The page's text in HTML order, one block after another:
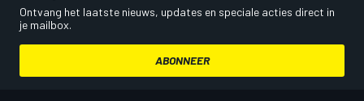
Ontvang het laatste nieuws, updates en speciale acties direct in
je mailbox.
ABONNEER